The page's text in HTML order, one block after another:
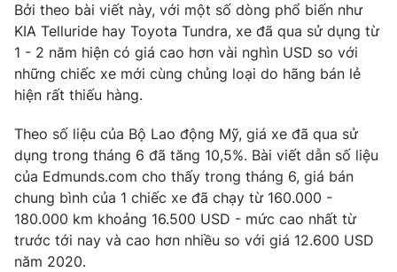
Nhân vật
Khán giả
Giải sao mai
Điện ảnh
Âm nhạc
Sao
Đời sống
Du lịch
Làm đẹp
Chất lượng cuộc sống
Giáo dục
Học trực tuyến
Công nghệ
Hitech Công nghệ tương lai
Sản phẩm
Thị trường
Giao lưu trực tuyến
Lịch phát sóng
Bởi theo bài viết này, với một số dòng phổ biến như
KIA Telluride hay Toyota Tundra, xe đã qua sử dụng từ
1 - 2 năm hiện có giá cao hơn vài nghìn USD so với
những chiếc xe mới cùng chủng loại do hãng bán lẻ
hiện rất thiếu hàng.
Theo số liệu của Bộ Lao động Mỹ, giá xe đã qua sử
dụng trong tháng 6 đã tăng 10,5%. Bài viết dẫn số liệu
của Edmunds.com cho thấy trong tháng 6, giá bán
chung bình của 1 chiếc xe đã chạy từ 160.000 -
180.000 km khoảng 16.500 USD - mức cao nhất từ
trước tới nay và cao hơn nhiều so với giá 12.600 USD
năm 2020.